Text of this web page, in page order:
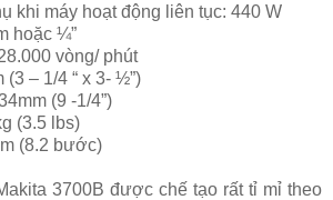
khi máy hoạt động liên tục: 440 W
hoặc ¼”
vòng/ phút
– 1/4 “ x 3- ½”)
(9 -1/4”)
(3.5 lbs)
(8.2 bước)
3700B được chế tạo rất tỉ mỉ theo